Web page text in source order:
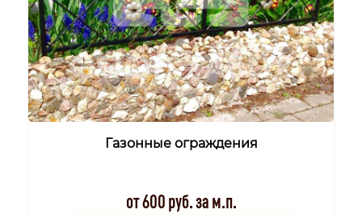
Газонные ограждения
от 600 руб. за м.п.